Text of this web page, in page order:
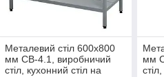
Металевий стіл 600х800
мм СВ-4.1, виробничий
стіл, кухонний стіл на
мм